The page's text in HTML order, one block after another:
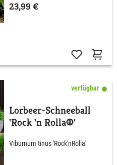
23,99 €
verfügbar
Lorbeer-Schneeball
'Rock 'n Rolla®'
Viburnum tinus 'Rock'nRolla'